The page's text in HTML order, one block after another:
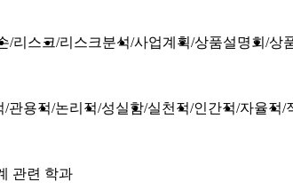
리스크 리스크분석 사업계획 상품설명회 상
관용적 논리적 성실함 실천적 인간적 자율적
관련 학과